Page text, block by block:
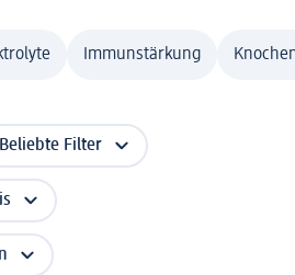
Immunstärkung
Beliebte Filter